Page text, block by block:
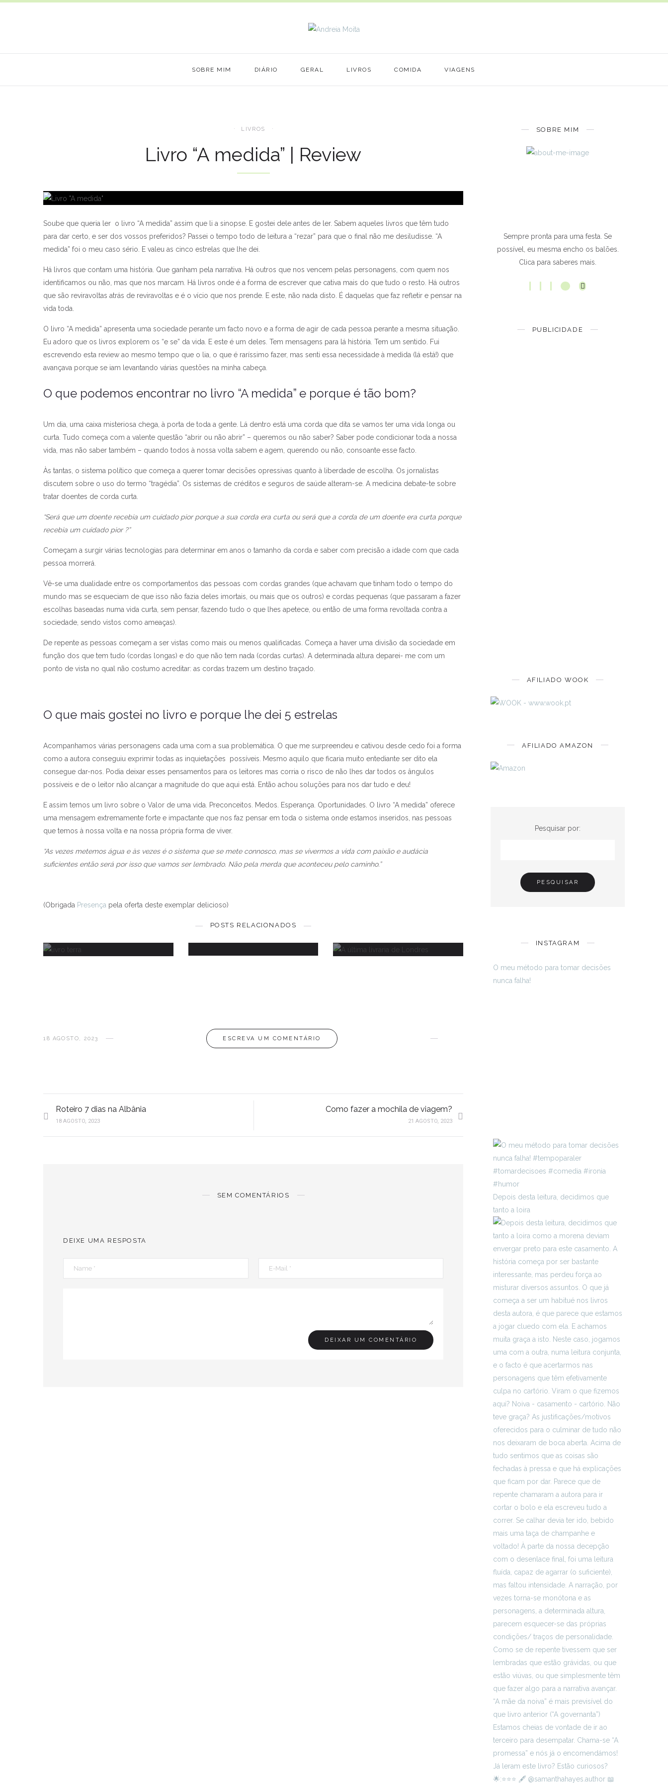
SOBRE MIM DIÁRIO GERAL LIVROS COMIDA VIAGENS
LIVROS
Livro “A medida” | Review
Soube que queria ler o livro “A medida” assim que li a sinopse. E gostei dele antes de ler. Sabem aqueles livros que têm tudo
para dar certo, e ser dos vossos preferidos? Passei o tempo todo de leitura a “rezar” para que o final não me desiludisse. “A
medida” foi o meu caso sério. E valeu as cinco estrelas que lhe dei.
Há livros que contam uma história. Que ganham pela narrativa. Há outros que nos vencem pelas personagens, com quem nos
identificamos ou não, mas que nos marcam. Há livros onde é a forma de escrever que cativa mais do que tudo o resto. Há outros
que são reviravoltas atrás de reviravoltas e é o vício que nos prende. E este, não nada disto. É daquelas que faz refletir e pensar na
vida toda.
O livro “A medida” apresenta uma sociedade perante um facto novo e a forma de agir de cada pessoa perante a mesma situação.
Eu adoro que os livros explorem os “e se” da vida. E este é um deles. Tem mensagens para lá história. Tem um sentido. Fui
escrevendo esta review ao mesmo tempo que o lia, o que é raríssimo fazer, mas senti essa necessidade à medida (lá está!) que
avançava porque se iam levantando várias questões na minha cabeça.
O que podemos encontrar no livro “A medida” e porque é tão bom?
Um dia, uma caixa misteriosa chega, à porta de toda a gente. Lá dentro está uma corda que dita se vamos ter uma vida longa ou
curta. Tudo começa com a valente questão “abrir ou não abrir” – queremos ou não saber? Saber pode condicionar toda a nossa
vida, mas não saber também – quando todos à nossa volta sabem e agem, querendo ou não, consoante esse facto.
Às tantas, o sistema político que começa a querer tomar decisões opressivas quanto à liberdade de escolha. Os jornalistas
discutem sobre o uso do termo “tragédia”. Os sistemas de créditos e seguros de saúde alteram-se. A medicina debate-te sobre
tratar doentes de corda curta.
“Será que um doente recebia um cuidado pior porque a sua corda era curta ou será que a corda de um doente era curta porque
recebia um cuidado pior ?”
Começam a surgir várias tecnologias para determinar em anos o tamanho da corda e saber com precisão a idade com que cada
pessoa morrerá.
Vê-se uma dualidade entre os comportamentos das pessoas com cordas grandes (que achavam que tinham todo o tempo do
mundo mas se esqueciam de que isso não fazia deles imortais, ou mais que os outros) e cordas pequenas (que passaram a fazer
escolhas baseadas numa vida curta, sem pensar, fazendo tudo o que lhes apetece, ou então de uma forma revoltada contra a
sociedade, sendo vistos como ameaças).
De repente as pessoas começam a ser vistas como mais ou menos qualificadas. Começa a haver uma divisão da sociedade em
função dos que tem tudo (cordas longas) e do que não tem nada (cordas curtas). A determinada altura deparei- me com um
ponto de vista no qual não costumo acreditar: as cordas trazem um destino traçado.
O que mais gostei no livro e porque lhe dei 5 estrelas
Acompanhamos várias personagens cada uma com a sua problemática. O que me surpreendeu e cativou desde cedo foi a forma
como a autora conseguiu exprimir todas as inquietações possíveis. Mesmo aquilo que ficaria muito entediante ser dito ela
consegue dar-nos. Podia deixar esses pensamentos para os leitores mas corria o risco de não lhes dar todos os ângulos
possíveis e de o leitor não alcançar a magnitude do que aqui está. Então achou soluções para nos dar tudo e deu!
E assim temos um livro sobre o Valor de uma vida. Preconceitos. Medos. Esperança. Oportunidades. O livro “A medida” oferece
uma mensagem extremamente forte e impactante que nos faz pensar em toda o sistema onde estamos inseridos, nas pessoas
que temos à nossa volta e na nossa própria forma de viver.
“As vezes metemos água e às vezes é o sistema que se mete connosco, mas se vivermos a vida com paixão e audácia
suficientes então será por isso que vamos ser lembrado. Não pela merda que aconteceu pelo caminho.”
(Obrigada Presença pela oferta deste exemplar delicioso)
POSTS RELACIONADOS
Review livro "Terra" de Eloy
18 AGOSTO, 2023 ESCREVA UM COMENTÁRIO
Roteiro 7 dias na Albânia
18 AGOSTO, 2023
Como fazer a mochila de viagem?
21 AGOSTO, 2023
SEM COMENTÁRIOS
DEIXE UMA RESPOSTA
SOBRE MIM
Sempre pronta para uma festa. Se
possível, eu mesma encho os balões.
Clica para saberes mais.
PUBLICIDADE
AFILIADO WOOK
AFILIADO AMAZON
Pesquisar por:
INSTAGRAM
O meu método para tomar decisões
nunca falha!
Depois desta leitura, decidimos que
tanto a loira